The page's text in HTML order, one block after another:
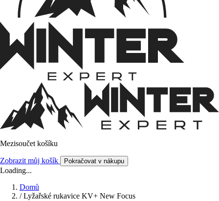
Mezisoučet košíku
Zobrazit můj košík Pokračovat v nákupu
Loading...
Domů
/ Lyžařské rukavice KV+ New Focus